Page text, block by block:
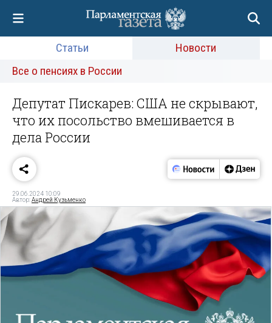
Статьи
Новости
Все о пенсиях в России
Депутат Пискарев: США не скрывают,
что их посольство вмешивается в
дела России
29.06.2024 10:09
Автор:Андрей Кузьменко